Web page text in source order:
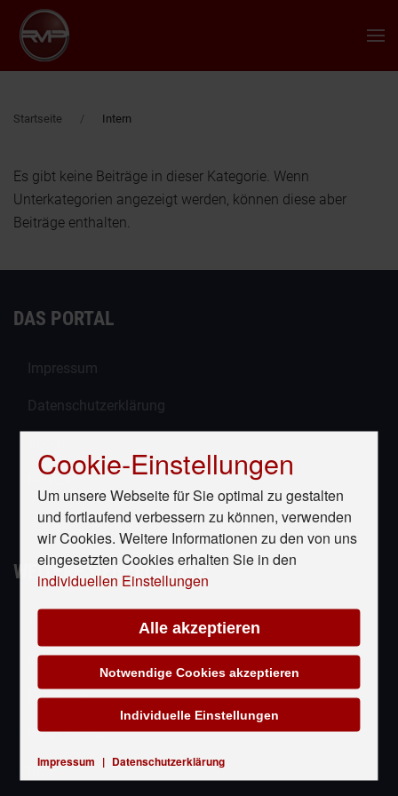
Zum Hauptinhalt springen
Startseite Intern
Es gibt keine Beiträge in dieser Kategorie. Wenn
Unterkategorien angezeigt werden, können diese aber
Beiträge enthalten.
DAS PORTAL
Impressum
Datenschutzerklärung
Kontakt
Sitemap
WEITERE WEBPROJEKTE
Instagram
Facebook
Blog on Strategy
RMP
Cookie-Einstellungen
Um unsere Webseite für Sie optimal zu gestalten
und fortlaufend verbessern zu können, verwenden
wir Cookies. Weitere Informationen zu den von uns
eingesetzten Cookies erhalten Sie in den
individuellen Einstellungen
Alle akzeptieren
Notwendige Cookies akzeptieren
Impressum | Datenschutzerklärung
Individuelle Einstellungen